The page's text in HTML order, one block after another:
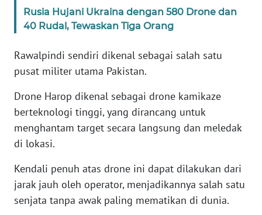
Rusia Hujani Ukraina dengan 580 Drone dan
40 Rudal, Tewaskan Tiga Orang
Rawalpindi sendiri dikenal sebagai salah satu
pusat militer utama Pakistan.
Drone Harop dikenal sebagai drone kamikaze
berteknologi tinggi, yang dirancang untuk
menghantam target secara langsung dan meledak
di lokasi.
Kendali penuh atas drone ini dapat dilakukan dari
jarak jauh oleh operator, menjadikannya salah satu
senjata tanpa awak paling mematikan di dunia.
WN
WN
WN
NTT
KEPRI
WN